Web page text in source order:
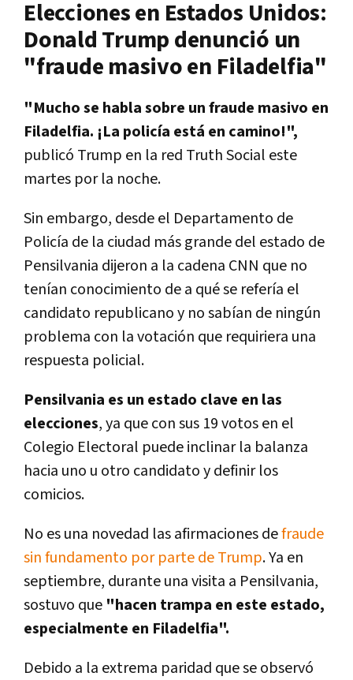
Elecciones en Estados Unidos:
Donald Trump denunció un
"fraude masivo en Filadelfia"
"Mucho se habla sobre un fraude masivo en
Filadelfia. ¡La policía está en camino!",
publicó Trump en la red Truth Social este
martes por la noche.
Sin embargo, desde el Departamento de
Policía de la ciudad más grande del estado de
Pensilvania dijeron a la cadena CNN que no
tenían conocimiento de a qué se refería el
candidato republicano y no sabían de ningún
problema con la votación que requiriera una
respuesta policial.
Pensilvania es un estado clave en las
elecciones, ya que con sus 19 votos en el
Colegio Electoral puede inclinar la balanza
hacia uno u otro candidato y definir los
comicios.
No es una novedad las afirmaciones defraude
sin fundamento por parte de Trump. Ya en
septiembre, durante una visita a Pensilvania,
sostuvo que "hacen trampa en este estado,
especialmente en Filadelfia".
Debido a la extrema paridad que se observó